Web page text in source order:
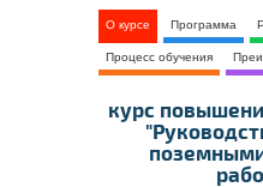
О курсе Программа
Процесс обучения
курс